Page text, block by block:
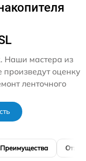
Наши мастера из
произведут оценку
ленточного
Преимущества